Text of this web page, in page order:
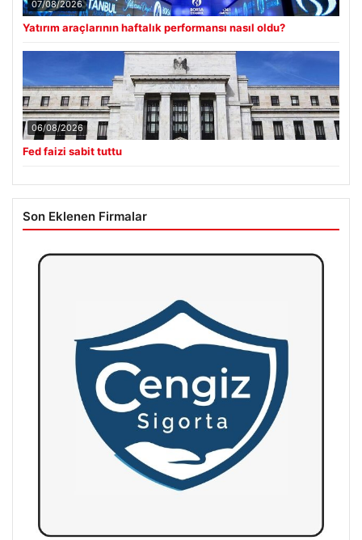
07/08/2026
Yatırım araçlarının haftalık performansı nasıl oldu?
06/08/2026
Fed faizi sabit tuttu
Son Eklenen Firmalar